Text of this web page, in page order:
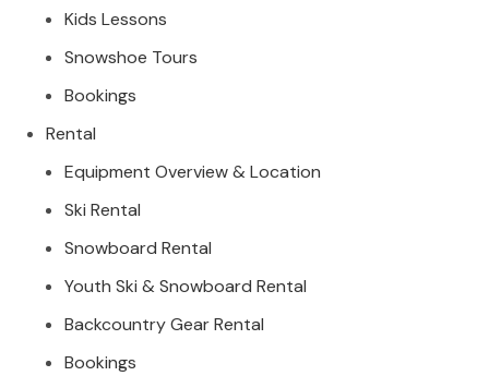
Kids Lessons
Snowshoe Tours
Bookings
Rental
Equipment Overview & Location
Ski Rental
Snowboard Rental
Youth Ski & Snowboard Rental
Backcountry Gear Rental
Bookings